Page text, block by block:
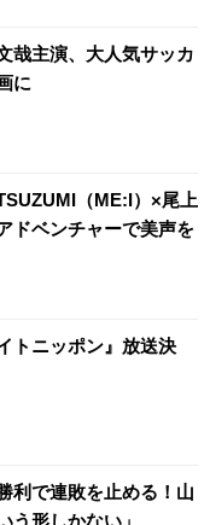
哉主演、大人気サッカ
に
（ME:I）×尾上
ドベンチャーで美声を
トニッポン』放送決
利で連敗を止める！山
う形しかない」